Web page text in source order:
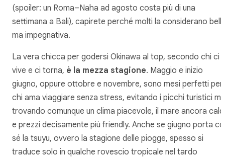
(spoiler: un Roma–Naha ad agosto costa più di una
settimana a Bali), capirete perché molti la considerano
ma impegnativa.
La vera chicca per godersi Okinawa al top, secondo chi ci
vive e ci torna, è la mezza stagione. Maggio e inizio
giugno, oppure ottobre e novembre, sono mesi perfetti per
chi ama viaggiare senza stress, evitando i picchi turistici ma
trovando comunque un clima piacevole, il mare ancora
e prezzi decisamente più friendly. Anche se giugno porta
sé la tsuyu, ovvero la stagione delle piogge, spesso si
traduce solo in qualche rovescio tropicale nel tardo